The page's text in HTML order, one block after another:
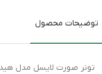
توضیحات محصول
تونر صورت لایسل مدل